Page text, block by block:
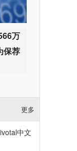
万
保荐
更多
中文